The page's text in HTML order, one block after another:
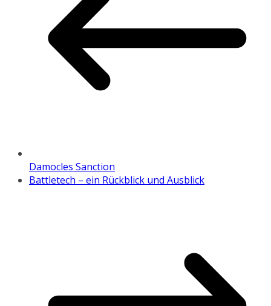
Damocles Sanction
Battletech – ein Rückblick und Ausblick